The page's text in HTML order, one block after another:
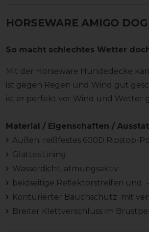
HORSEWARE AMIGO
So macht schlechtes Wetter
Mit der Horseware Hundedecke
ist gegen Regen und Wind gut
ist er perfekt vor Wind und Wetter
Material / Eigenschaften /
Außen: reißfestes 600D Ripstop-
Glattes Lining
Wasserdicht, atmungsaktiv
beidseitige Reflektorstreifen und
Konturierter Bauchschutz mit
Breiter Klettverschluss im